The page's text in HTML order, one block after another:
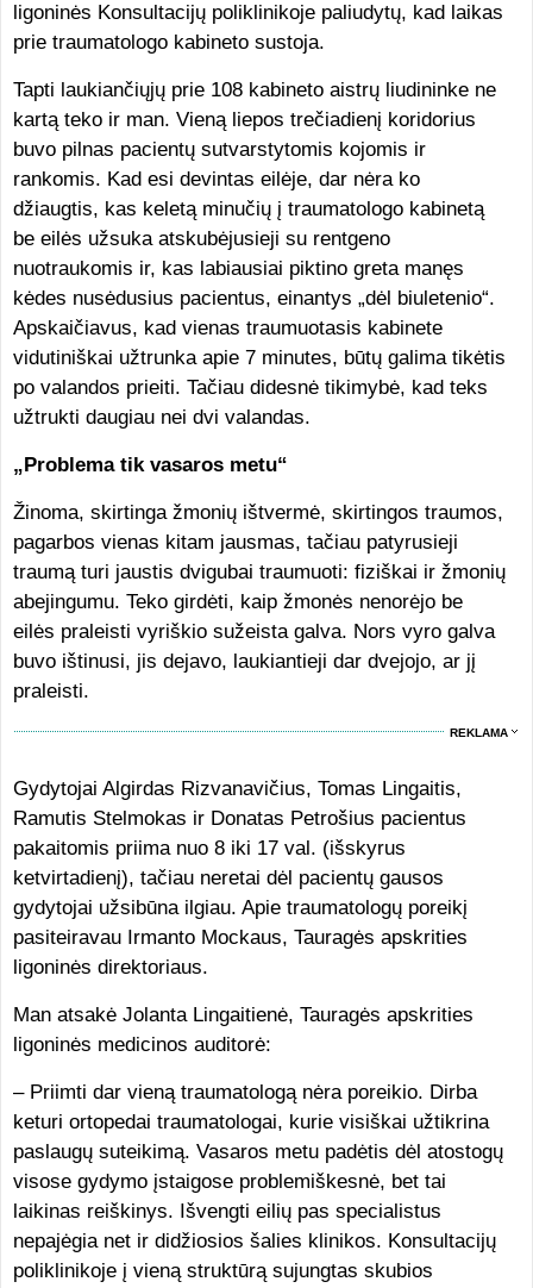
ligoninės Konsultacijų poliklinikoje paliudytų, kad laikas
prie traumatologo kabineto sustoja.
Tapti laukiančiųjų prie 108 kabineto aistrų liudininke ne
kartą teko ir man. Vieną liepos trečiadienį koridorius
buvo pilnas pacientų sutvarstytomis kojomis ir
rankomis. Kad esi devintas eilėje, dar nėra ko
džiaugtis, kas keletą minučių į traumatologo kabinetą
be eilės užsuka atskubėjusieji su rentgeno
nuotraukomis ir, kas labiausiai piktino greta manęs
kėdes nusėdusius pacientus, einantys „dėl biuletenio“.
Apskaičiavus, kad vienas traumuotasis kabinete
vidutiniškai užtrunka apie 7 minutes, būtų galima tikėtis
po valandos prieiti. Tačiau didesnė tikimybė, kad teks
užtrukti daugiau nei dvi valandas.
„Problema tik vasaros metu“
Žinoma, skirtinga žmonių ištvermė, skirtingos traumos,
pagarbos vienas kitam jausmas, tačiau patyrusieji
traumą turi jaustis dvigubai traumuoti: fiziškai ir žmonių
abejingumu. Teko girdėti, kaip žmonės nenorėjo be
eilės praleisti vyriškio sužeista galva. Nors vyro galva
buvo ištinusi, jis dejavo, laukiantieji dar dvejojo, ar jį
praleisti.
REKLAMA
Gydytojai Algirdas Rizvanavičius, Tomas Lingaitis,
Ramutis Stelmokas ir Donatas Petrošius pacientus
pakaitomis priima nuo 8 iki 17 val. (išskyrus
ketvirtadienį), tačiau neretai dėl pacientų gausos
gydytojai užsibūna ilgiau. Apie traumatologų poreikį
pasiteiravau Irmanto Mockaus, Tauragės apskrities
ligoninės direktoriaus.
Man atsakė Jolanta Lingaitienė, Tauragės apskrities
ligoninės medicinos auditorė:
– Priimti dar vieną traumatologą nėra poreikio. Dirba
keturi ortopedai traumatologai, kurie visiškai užtikrina
paslaugų suteikimą. Vasaros metu padėtis dėl atostogų
visose gydymo įstaigose problemiškesnė, bet tai
laikinas reiškinys. Išvengti eilių pas specialistus
nepajėgia net ir didžiosios šalies klinikos. Konsultacijų
poliklinikoje į vieną struktūrą sujungtas skubios